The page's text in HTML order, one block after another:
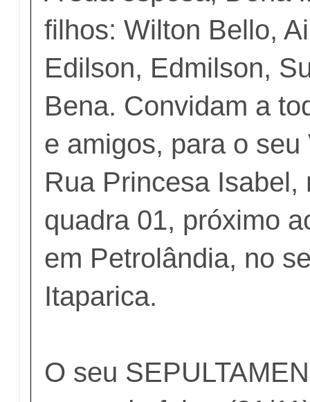
filhos: Wilton Bello,
Edilson, Edmilson,
Bena. Convidam a
e amigos, para o
Rua Princesa Isabel,
quadra 01, próximo
em Petrolândia, no
Itaparica.
O seu